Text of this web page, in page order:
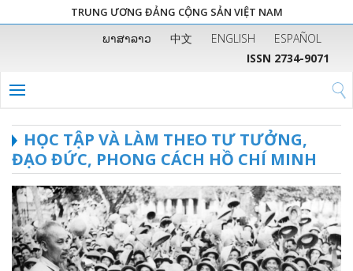
TRUNG ƯƠNG ĐẢNG CỘNG SẢN VIỆT NAM
ພາສາລາວ 中文 ENGLISH
ESPAÑOL
ISSN 2734-9071
HỌC TẬP VÀ LÀM THEO TƯ TƯỞNG,
ĐẠO ĐỨC, PHONG CÁCH HỒ CHÍ MINH